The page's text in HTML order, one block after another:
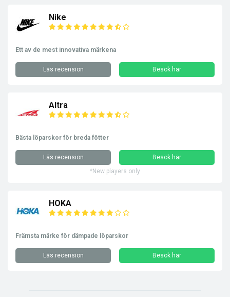
Nike
Ett av de mest innovativa märkena
Läs recension Besök här
Altra
Bästa löparskor för breda fötter
Läs recension
Besök här
*New players only
HOKA
Främsta märke för dämpade löparskor
Läs recension Besök här